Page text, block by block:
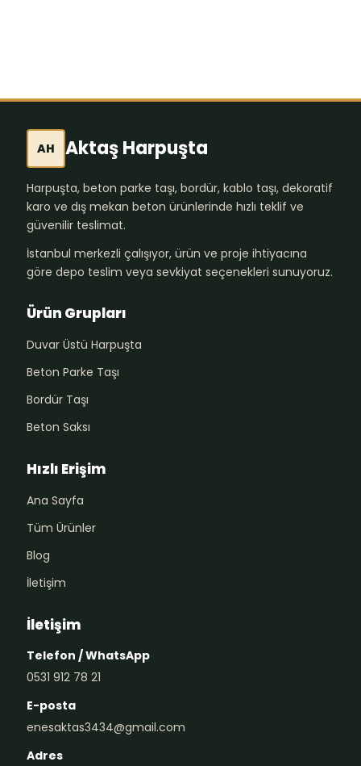
AH Aktaş Harpuşta
Harpuşta, beton parke taşı, bordür, kablo taşı, dekoratif
karo ve dış mekan beton ürünlerinde hızlı teklif ve
güvenilir teslimat.
İstanbul merkezli çalışıyor, ürün ve proje ihtiyacına
göre depo teslim veya sevkiyat seçenekleri sunuyoruz.
Ürün Grupları
Duvar Üstü Harpuşta
Beton Parke Taşı
Bordür Taşı
Beton Saksı
Hızlı Erişim
Ana Sayfa
Tüm Ürünler
Blog
İletişim
İletişim
Telefon / WhatsApp
0531 912 78 21
E-posta
enesaktas3434@gmail.com
Adres